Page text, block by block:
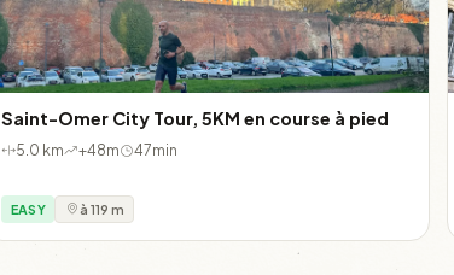
Saint-Omer City Tour, 5KM en course à pied
5.0 km +48m 47min
EASY à 119 m